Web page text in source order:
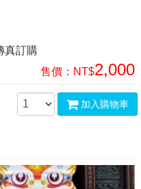
真訂購
售價： NT$2,000
加入購物車